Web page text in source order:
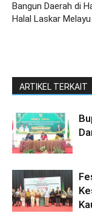
Bangun Daerah di
Halal Laskar
ARTIKEL TERKAIT